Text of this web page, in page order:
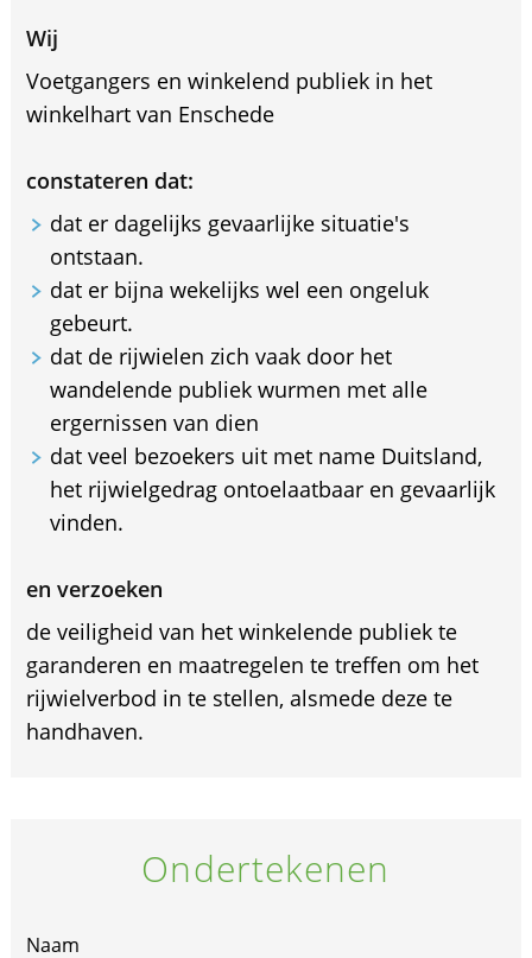
Wij
Voetgangers en winkelend publiek in het
winkelhart van Enschede
constateren dat:
dat er dagelijks gevaarlijke situatie's
ontstaan.
dat er bijna wekelijks wel een ongeluk
gebeurt.
dat de rijwielen zich vaak door het
wandelende publiek wurmen met alle
ergernissen van dien
dat veel bezoekers uit met name Duitsland,
het rijwielgedrag ontoelaatbaar en gevaarlijk
vinden.
en verzoeken
de veiligheid van het winkelende publiek te
garanderen en maatregelen te treffen om het
rijwielverbod in te stellen, alsmede deze te
handhaven.
Ondertekenen
Naam